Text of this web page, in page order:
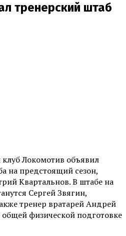
тренерский штаб
Локомотив объявил
на предстоящий сезон,
Квартальнов. В штабе на
Сергей Звягин,
тренер вратарей Андрей
физической подготовке